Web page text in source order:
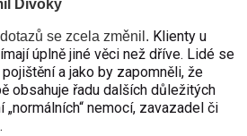
Divoký
se zcela změnil. Klienty u
úplně jiné věci než dříve. Lidé se
a jako by zapomněli, že
obsahuje řadu dalších důležitých
„normálních“ nemocí, zavazadel či